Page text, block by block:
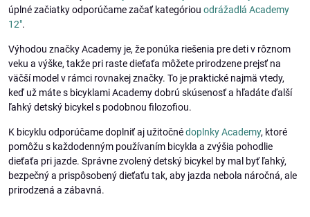
úplné začiatky odporúčame začať kategóriou odrážadlá Academy
12".
Výhodou značky Academy je, že ponúka riešenia pre deti v rôznom
veku a výške, takže pri raste dieťaťa môžete prirodzene prejsť na
väčší model v rámci rovnakej značky. To je praktické najmä vtedy,
keď už máte s bicyklami Academy dobrú skúsenosť a hľadáte ďalší
ľahký detský bicykel s podobnou filozofiou.
K bicyklu odporúčame doplniť aj užitočnédoplnky Academy, ktoré
pomôžu s každodenným používaním bicykla a zvýšia pohodlie
dieťaťa pri jazde. Správne zvolený detský bicykel by mal byť ľahký,
bezpečný a prispôsobený dieťaťu tak, aby jazda nebola náročná, ale
prirodzená a zábavná.